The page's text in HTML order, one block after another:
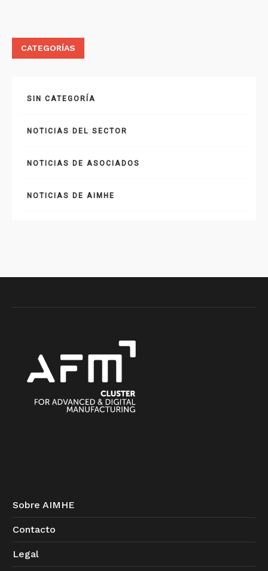
CATEGORÍAS
SIN CATEGORÍA
NOTICIAS DEL SECTOR
NOTICIAS DE ASOCIADOS
NOTICIAS DE AIMHE
Sobre AIMHE
Contacto
Legal